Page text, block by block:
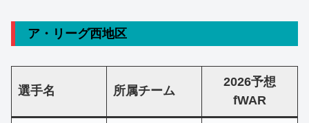
ア・リーグ西地区
選手名 所属チーム
2026予想
fWAR